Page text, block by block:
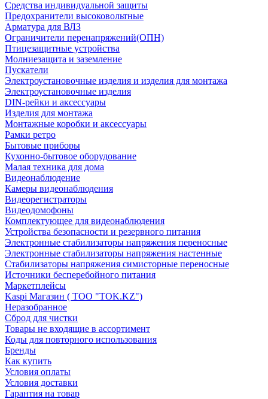
Средства индивидуальной защиты
Предохранители высоковольтные
Арматура для ВЛЗ
Ограничители перенапряжений(ОПН)
Птицезащитные устройства
Молниезащита и заземление
Пускатели
Электроустановочные изделия и изделия для монтажа
Электроустановочные изделия
DIN-рейки и аксессуары
Изделия для монтажа
Монтажные коробки и аксессуары
Рамки ретро
Бытовые приборы
Кухонно-бытовое оборудование
Малая техника для дома
Видеонаблюдение
Камеры видеонаблюдения
Видеорегистраторы
Видеодомофоны
Комплектующее для видеонаблюдения
Устройства безопасности и резервного питания
Электронные стабилизаторы напряжения переносные
Электронные стабилизаторы напряжения настенные
Стабилизаторы напряжения симисторные переносные
Источники бесперебойного питания
Маркетплейсы
Kaspi Магазин ( ТОО "TOK.KZ")
Неразобранное
Сброд для чистки
Товары не входящие в ассортимент
Коды для повторного использования
Бренды
Как купить
Условия оплаты
Условия доставки
Гарантия на товар